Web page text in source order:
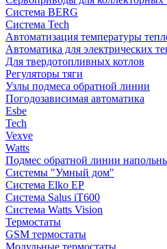
Система BERG
Система Tech
Автоматизация температуры
Автоматика для электрических
Для твердотопливных котлов
Регуляторы тяги
Узлы подмеса обратной линии
Погодозависимая автоматика
Esbe
Tech
Vexve
Watts
Подмес обратной линии
Системы "Умный дом"
Система Elko EP
Система Salus iT600
Система Watts Vision
Термостаты
GSM термостаты
Модульные термостаты